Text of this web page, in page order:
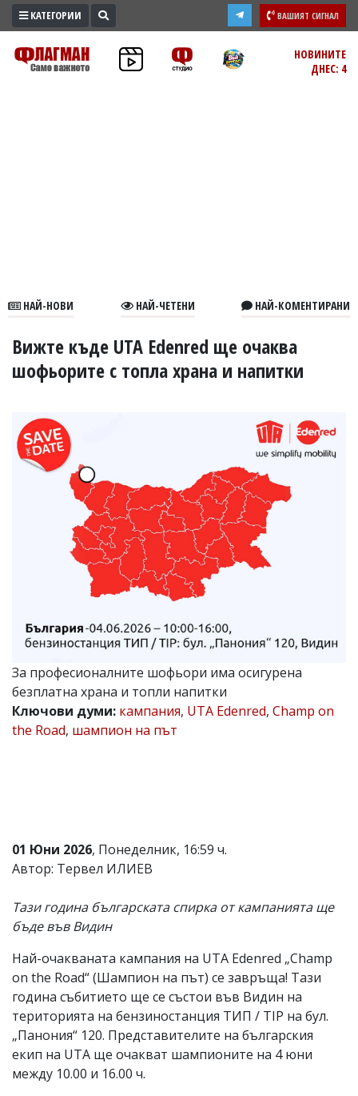
ПРОМО
ЗОНА
В
УКРАЙНА
БИЗНЕС
ЮГ
v.vasilev@flagman.bg
Главен
редактор:
Колев,
email:
office@flagman.bg
Коментарите
редакцията
не
за
тях!
Ако
откриете
обиден
за
вас
коментар,
моля
сигнализирайте
ни!
КАТЕГОРИИ ВАШИЯТ СИГНАЛ
НОВИНИТЕ
ДНЕС: 4
НАЙ-НОВИ НАЙ-ЧЕТЕНИ НАЙ-КОМЕНТИРАНИ
Вижте къде UTA Edenred ще очаква
шофьорите с топла храна и напитки
За професионалните шофьори има осигурена
безплатна храна и топли напитки
Ключови думи: кампания, UTA Edenred, Champ on
the Road, шампион на път
01 Юни 2026, Понеделник, 16:59 ч.
Автор: Тервел ИЛИЕВ
Тази година българската спирка от кампанията ще
бъде във Видин
Най-очакваната кампания на UTA Edenred „Champ
on the Road“ (Шампион на път) се завръща! Тази
година събитието ще се състои във Видин на
територията на бензиностанция ТИП / TIP на бул.
„Панония“ 120. Представителите на българския
екип на UTA ще очакват шампионите на 4 юни
между 10.00 и 16.00 ч.